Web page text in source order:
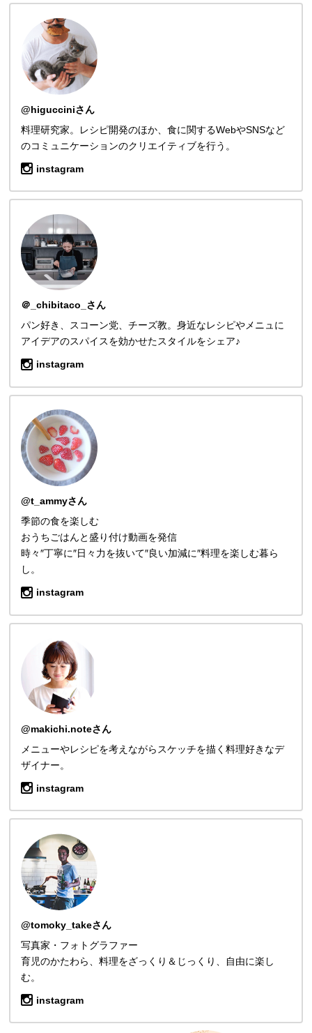
@higucciniさん
料理研究家。レシピ開発のほか、食に関するWebやSNSなど
のコミュニケーションのクリエイティブを行う。
instagram
＠_chibitaco_さん
パン好き、スコーン党、チーズ教。身近なレシピやメニュに
アイデアのスパイスを効かせたスタイルをシェア♪
instagram
@t_ammyさん
季節の食を楽しむ
おうちごはんと盛り付け動画を発信
時々″丁寧に″日々力を抜いて″良い加減に″料理を楽しむ暮ら
し。
instagram
@makichi.noteさん
メニューやレシピを考えながらスケッチを描く料理好きなデ
ザイナー。
instagram
@tomoky_takeさん
写真家・フォトグラファー
育児のかたわら、料理をざっくり＆じっくり、自由に楽し
む。
instagram